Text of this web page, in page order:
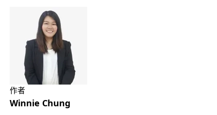
作者
Winnie Chung